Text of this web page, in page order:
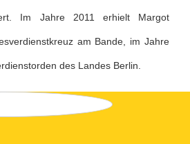
Im Jahre 2011 erhielt Margot
am Bande, im Jahre
des Landes Berlin.